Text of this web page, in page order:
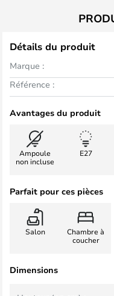
Détails du produit
Marque :
Référence :
Avantages du produit
Ampoule
non incluse
E27
Parfait pour ces pièces
Salon
Chambre à
coucher
Dimensions